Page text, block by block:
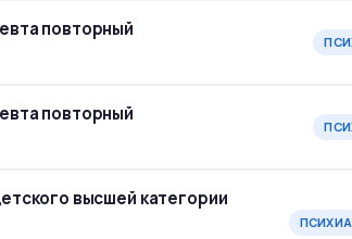
повторный
повторный
высшей категории